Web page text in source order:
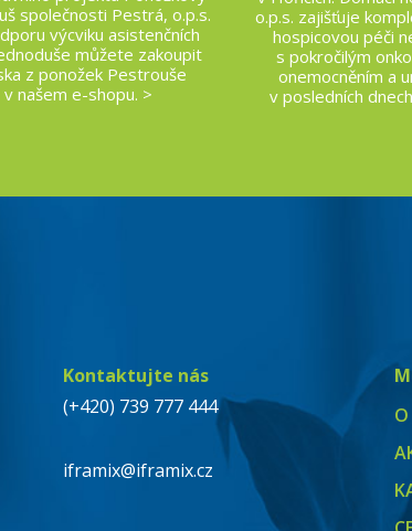
společnosti Pestrá, o.p.s.
výcviku asistenčních
můžete zakoupit
z ponožek Pestrouše
v našem e-shopu. >
o.p.s. zajišťuje
hospicovou péči
s pokročilým
onemocněním a
v posledních
Kontaktujte nás
(+420) 739 777 444
iframix@iframix.cz